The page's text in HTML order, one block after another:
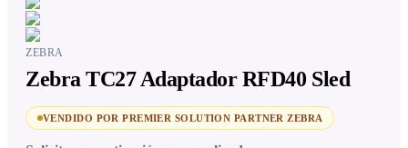
ZEBRA
Zebra TC27 Adaptador RFD40 Sled
VENDIDO POR PREMIER SOLUTION PARTNER ZEBRA